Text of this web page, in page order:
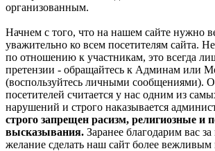
организованным.
Начнем с того, что на нашем сайте нужно
уважительно ко всем посетителям сайта.
по отношению к участникам, это всегда
претензии - обращайтесь к Админам или
(воспользуйтесь личными сообщениями).
посетителей считается у нас одним из
нарушений и строго наказывается
строго запрещен расизм, религиозные и
высказывания. Заранее благодарим вас
желание сделать наш сайт более